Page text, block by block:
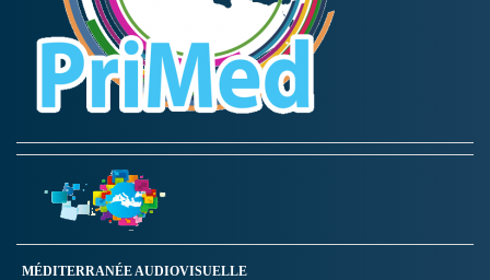
MÉDITERRANÉE AUDIOVISUELLE